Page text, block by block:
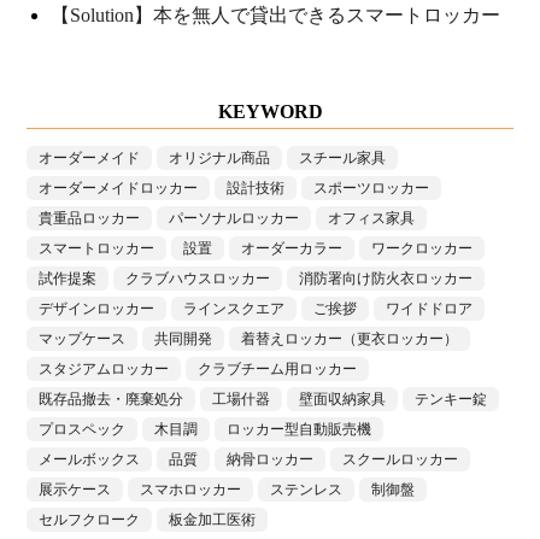
【Solution】本を無人で貸出できるスマートロッカー
KEYWORD
オーダーメイド オリジナル商品
スチール家具
オーダーメイドロッカー
設計技術
スポーツロッカー
貴重品ロッカー
パーソナルロッカー
オフィス家具
スマートロッカー
設置 オーダーカラー
ワークロッカー
試作提案
クラブハウスロッカー
消防署向け防火衣ロッカー
デザインロッカー
ラインスクエア ご挨拶
ワイドドロア
マップケース
共同開発
着替えロッカー（更衣ロッカー）
スタジアムロッカー
クラブチーム用ロッカー
既存品撤去・廃棄処分
工場什器 壁面収納家具
テンキー錠
プロスペック
木目調
ロッカー型自動販売機
メールボックス
品質 納骨ロッカー
スクールロッカー
展示ケース
スマホロッカー ステンレス
制御盤
セルフクローク
板金加工医術